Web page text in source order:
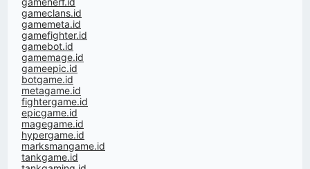
gameclans.id
gamemeta.id
gamefighter.id
gamebot.id
gamemage.id
gameepic.id
botgame.id
metagame.id
fightergame.id
epicgame.id
magegame.id
hypergame.id
marksmangame.id
tankgame.id